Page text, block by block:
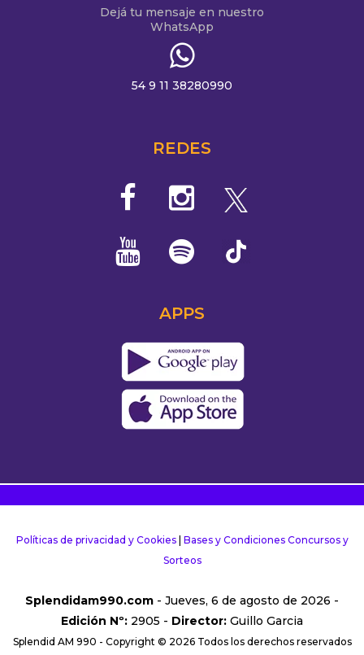
Dejá tu mensaje en nuestro
WhatsApp
54 9 11 38280990
REDES
APPS
Políticas de privacidad y Cookies| Bases y Condiciones Concursos y
Sorteos
Splendidam990.com - Jueves, 6 de agosto de 2026 -
Edición Nº: 2905 - Director: Guillo Garcia
Splendid AM 990 - Copyright © 2026 Todos los derechos reservados